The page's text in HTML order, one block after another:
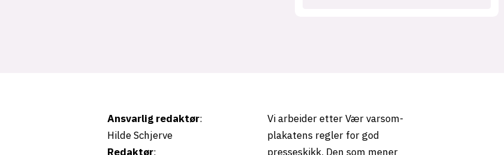
Ansvarlig redaktør:
Hilde Schjerve
Redaktør:
Vi arbeider etter Vær varsom-
plakatens regler for god
presseskikk. Den som mener